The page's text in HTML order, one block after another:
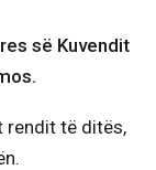
së Kuvendit
rendit të ditës,